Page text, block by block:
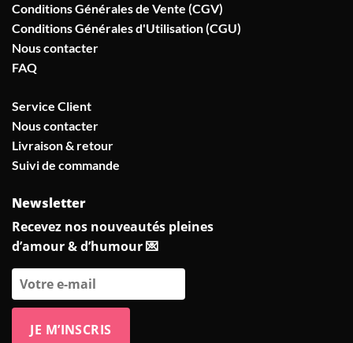
Conditions Générales de Vente (CGV)
Conditions Générales d'Utilisation (CGU)
Nous contacter
FAQ
Service Client
Nous contacter
Livraison & retour
Suivi de commande
Newsletter
Recevez nos nouveautés pleines
d’amour & d’humour 💌